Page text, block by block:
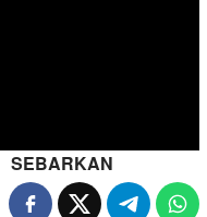
SEBARKAN